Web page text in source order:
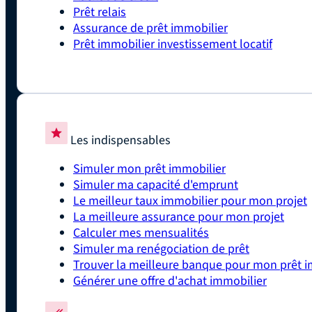
Prêt relais
Assurance de prêt immobilier
Prêt immobilier investissement locatif
Les indispensables
Simuler mon prêt immobilier
Simuler ma capacité d'emprunt
Le meilleur taux immobilier pour mon projet
La meilleure assurance pour mon projet
Calculer mes mensualités
Simuler ma renégociation de prêt
Trouver la meilleure banque pour mon prêt
Générer une offre d'achat immobilier